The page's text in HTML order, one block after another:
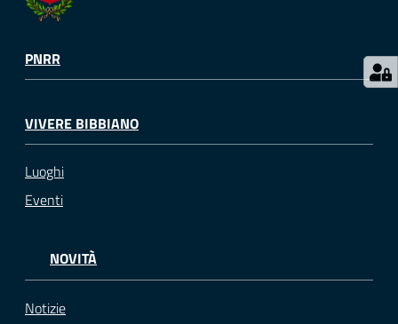
PNRR
VIVERE BIBBIANO
Luoghi
Eventi
NOVITÀ
Notizie